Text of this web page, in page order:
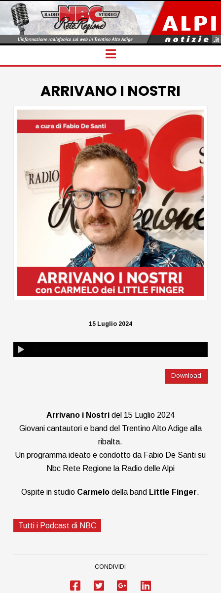
Navigation
ARRIVANO I NOSTRI
15 Luglio 2024
Download
Arrivano i Nostridel 15 Luglio 2024
Giovani cantautori e band del Trentino Alto Adige alla
ribalta.
Un programma ideato e condotto da Fabio De Santi su
Nbc Rete Regione la Radio delle Alpi
Ospite in studio Carmelo della band Little Finger.
Tutti i Podcast di NBC
CONDIVIDI